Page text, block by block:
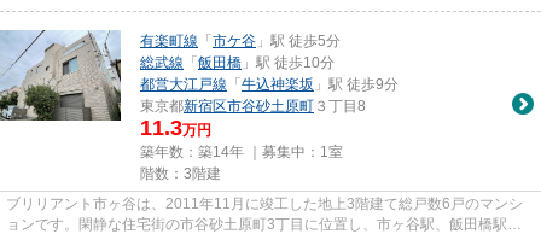
有楽町線 「 市ケ谷 」駅 徒歩5分
総武線 「 飯田橋 」駅 徒歩10分
都営大江戸線 「 牛込神楽坂 」駅 徒歩9分
東京都新宿区市谷砂土原町 ３丁目8
11.3万円
築年数：築14年 ｜募集中： 1室
階数：3階建
ブリリアント市ヶ谷は、2011年11月に竣工した地上3階建て総戸数6戸のマンシ
ョンです。閑静な住宅街の市谷砂土原町3丁目に位置し、市ヶ谷駅、飯田橋駅、